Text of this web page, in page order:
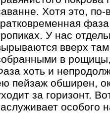
Хотя это,
У нас
вверх
в
хоть и
пейзаж обширен,
за горизонт.
особого